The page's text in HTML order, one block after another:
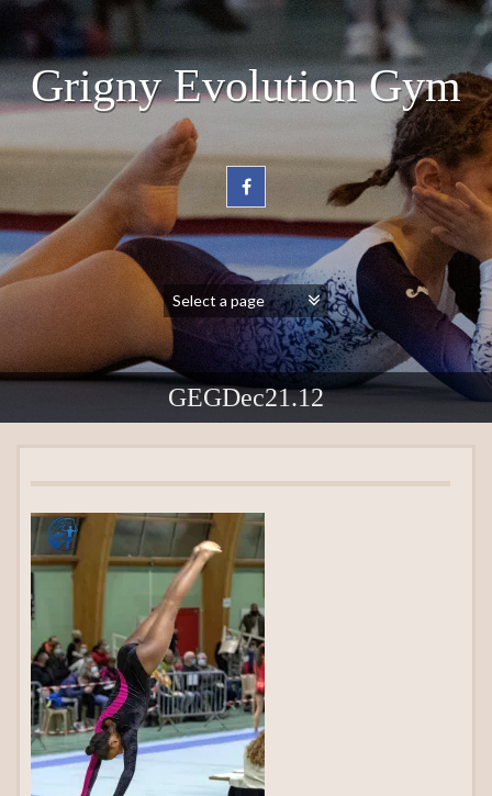
Grigny Evolution Gym
GEGDec21.12